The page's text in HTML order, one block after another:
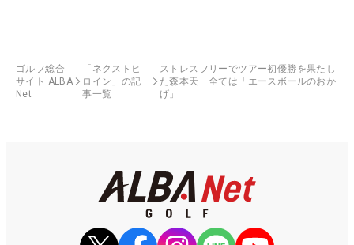
ゴルフ総合
サイト ALBA
Net
「ネクストヒ
ロイン」の記
事一覧
ストレスフリーでツアー初優勝を果たし
た森本天 全ては「エースボールのおか
げ」